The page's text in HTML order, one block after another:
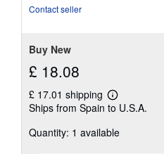
Contact seller
Buy New
£ 18.08
£ 17.01 shipping
Learn
more
shipping
Ships from Spain to U.S.A.
Quantity: 1 available